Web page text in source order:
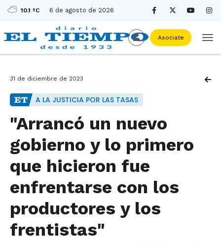
10.1 ºC 6 de agosto de 2026
Asociate
31 de diciembre de 2023
A LA JUSTICIA POR LAS TASAS
"Arrancó un nuevo
gobierno y lo primero
que hicieron fue
enfrentarse con los
productores y los
frentistas"